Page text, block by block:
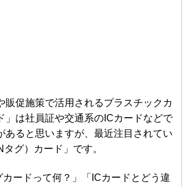
販促施策で活用されるプラスチックカ
」は社員証や交通系のICカードなどで
あると思いますが、最近注目されてい
グ）カード」です。
ードって何？」「ICカードとどう違